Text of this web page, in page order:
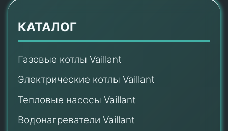
КАТАЛОГ
Газовые котлы Vaillant
Электрические котлы Vaillant
Тепловые насосы Vaillant
Водонагреватели Vaillant